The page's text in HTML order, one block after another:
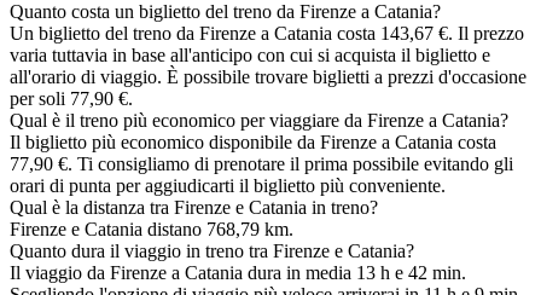
Quanto costa un biglietto del treno da Firenze a Catania?
Un biglietto del treno da Firenze a Catania costa 143,67 €. Il prezzo
varia tuttavia in base all'anticipo con cui si acquista il biglietto e
all'orario di viaggio. È possibile trovare biglietti a prezzi d'occasione
per soli 77,90 €.
Qual è il treno più economico per viaggiare da Firenze a Catania?
Il biglietto più economico disponibile da Firenze a Catania costa
77,90 €. Ti consigliamo di prenotare il prima possibile evitando gli
orari di punta per aggiudicarti il biglietto più conveniente.
Qual è la distanza tra Firenze e Catania in treno?
Firenze e Catania distano 768,79 km.
Quanto dura il viaggio in treno tra Firenze e Catania?
Il viaggio da Firenze a Catania dura in media 13 h e 42 min.